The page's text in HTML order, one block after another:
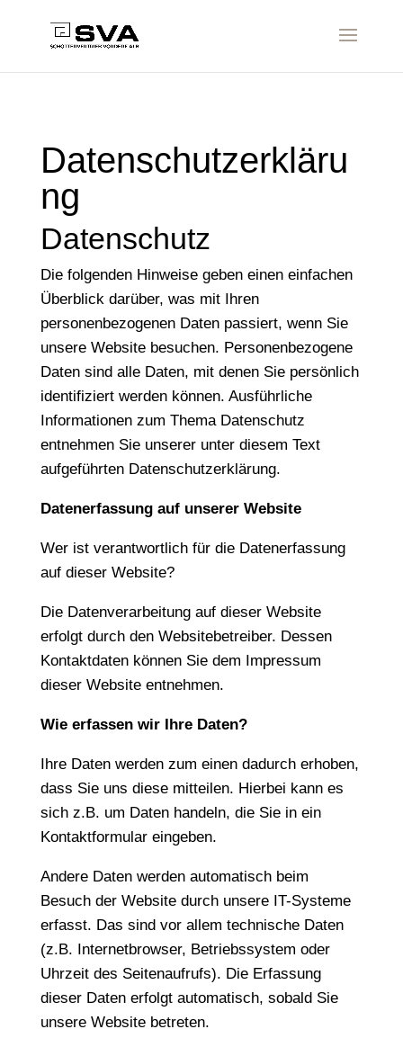
Datenschutzerkläru
ng
Datenschutz
Die folgenden Hinweise geben einen einfachen
Überblick darüber, was mit Ihren
personenbezogenen Daten passiert, wenn Sie
unsere Website besuchen. Personenbezogene
Daten sind alle Daten, mit denen Sie persönlich
identifiziert werden können. Ausführliche
Informationen zum Thema Datenschutz
entnehmen Sie unserer unter diesem Text
aufgeführten Datenschutzerklärung.
Datenerfassung auf unserer Website
Wer ist verantwortlich für die Datenerfassung
auf dieser Website?
Die Datenverarbeitung auf dieser Website
erfolgt durch den Websitebetreiber. Dessen
Kontaktdaten können Sie dem Impressum
dieser Website entnehmen.
Wie erfassen wir Ihre Daten?
Ihre Daten werden zum einen dadurch erhoben,
dass Sie uns diese mitteilen. Hierbei kann es
sich z.B. um Daten handeln, die Sie in ein
Kontaktformular eingeben.
Andere Daten werden automatisch beim
Besuch der Website durch unsere IT-Systeme
erfasst. Das sind vor allem technische Daten
(z.B. Internetbrowser, Betriebssystem oder
Uhrzeit des Seitenaufrufs). Die Erfassung
dieser Daten erfolgt automatisch, sobald Sie
unsere Website betreten.